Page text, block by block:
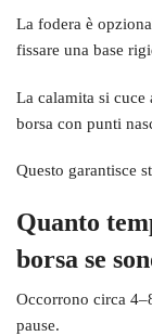
La fodera è
fissare una base
La calamita si cuce
borsa con punti
Questo garantisce
Quanto
borsa se
Occorrono circa
pause.